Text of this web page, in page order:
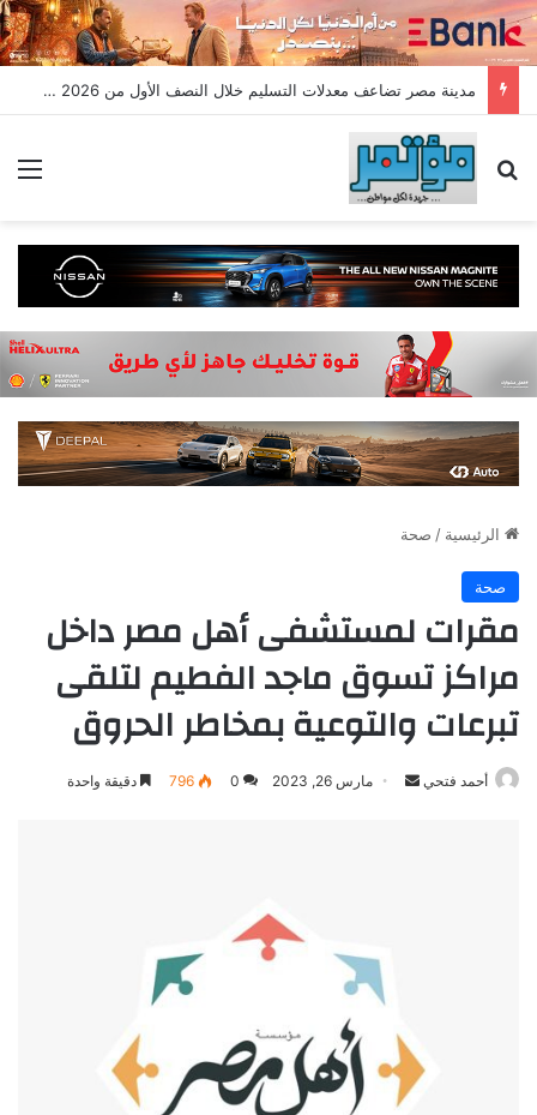
مدينة مصر تضاعف معدلات التسليم خلال النصف الأول من 2026 وتسجل مبيعات جديدة بقيمة 28.4 مليار جنيه
بحث عن
الرئيسية / صحة
صحة
مقرات لمستشفى أهل مصر داخل
مراكز تسوق ماجد الفطيم لتلقى
تبرعات والتوعية بمخاطر الحروق
أحمد فتحي
أرسل مارس 26, 2023 0
796 دقيقة واحدة